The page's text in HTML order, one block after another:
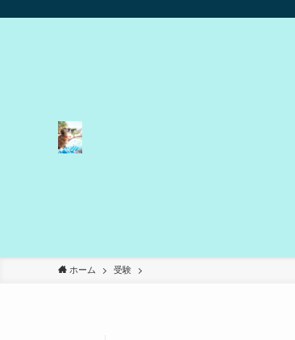
ホーム 受験